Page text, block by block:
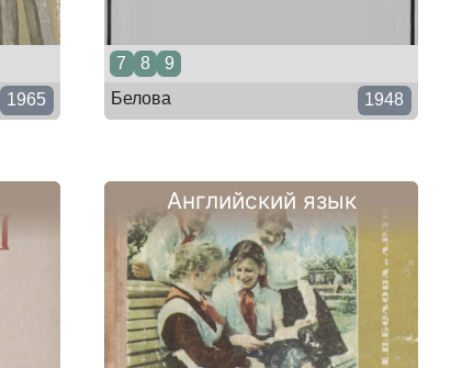
1965
7 8
9
Белова
1948
Английский язык